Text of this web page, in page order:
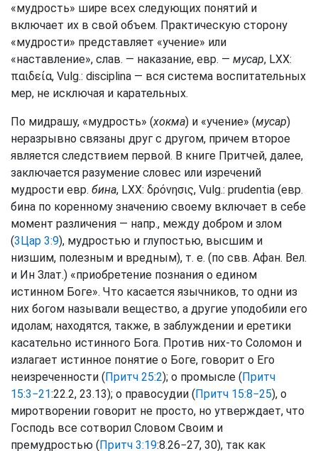
«мудрость» шире всех следующих понятий и
включает их в свой объем. Практическую сторону
«мудрости» представляет «учение» или
«наставление», слав. — наказание, евр. — мусар, LXX:
παιδεία, Vulg.: disciplina — вся система воспитательных
мер, не исключая и карательных.
По мидрашу, «мудрость» (хокма) и «учение» (мусар)
неразрывно связаны друг с другом, причем второе
является следствием первой. В книге Притчей, далее,
заключается разумение словес или изречений
мудрости евр. бина, LXX: δρόνησις, Vulg.: prudentia (евр.
бина по коренному значению своему включает в себе
момент различения — напр., между добром и злом
(3Цар 3:9), мудростью и глупостью, высшим и
низшим, полезным и вредным), т. е. (по свв. Афан. Вел.
и Ин Злат.) «приобретение познания о едином
истинном Боге». Что касается язычников, то одни из
них богом называли вещество, а другие уподобили его
идолам; находятся, также, в заблуждении и еретики
касательно истинного Бога. Против них-то Соломон и
излагает истинное понятие о Боге, говорит о Его
неизреченности (Притч 25:2); о промысле (Притч
15:3−21:22.2, 23.13); о правосудии (Притч 15:8−25), о
миротворении говорит не просто, но утверждает, что
Господь все сотворил Словом Своим и
премудростью (Притч 3:19:8.26−27, 30), так как